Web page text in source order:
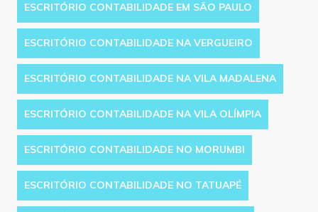
ESCRITÓRIO CONTABILIDADE EM SÃO PAULO
ESCRITÓRIO CONTABILIDADE NA VERGUEIRO
ESCRITÓRIO CONTABILIDADE NA VILA MADALENA
ESCRITÓRIO CONTABILIDADE NA VILA OLÍMPIA
ESCRITÓRIO CONTABILIDADE NO MORUMBI
ESCRITÓRIO CONTABILIDADE NO TATUAPÉ